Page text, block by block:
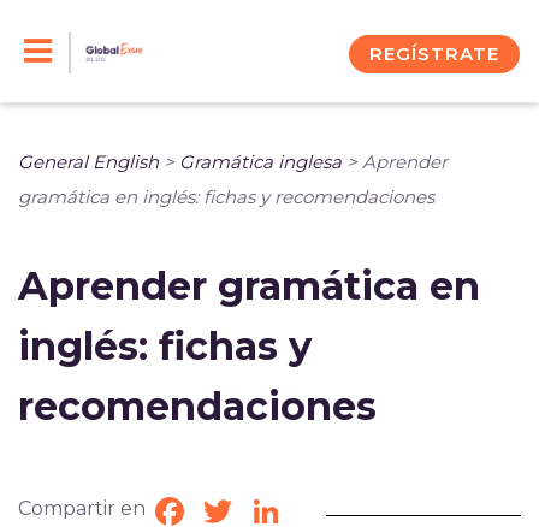
REGÍSTRATE
General English > Gramática inglesa > Aprender
gramática en inglés: fichas y recomendaciones
Aprender gramática en
inglés: fichas y
recomendaciones
Compartir en Facebook
TwitterLinkedIn